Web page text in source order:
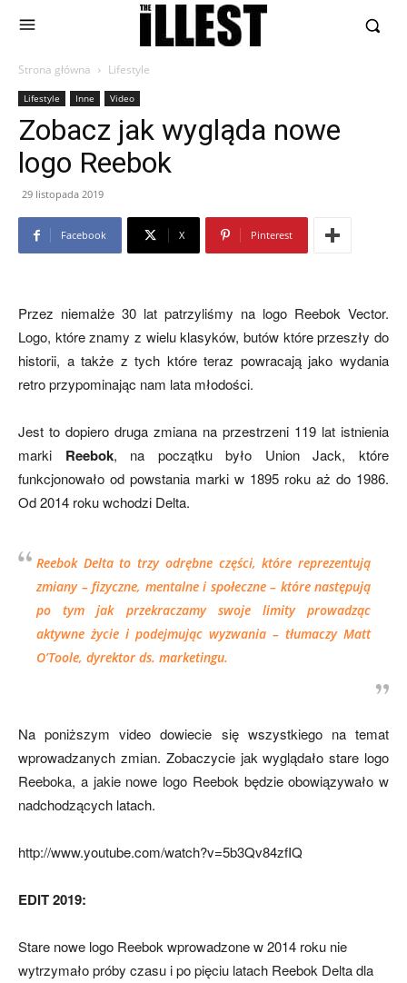
Strona główna Lifestyle
Lifestyle Inne Video
Zobacz jak wygląda nowe
logo Reebok
29 listopada 2019
Facebook X Pinterest
Przez niemalże 30 lat patrzyliśmy na logo Reebok Vector.
Logo, które znamy z wielu klasyków, butów które przeszły do
historii, a także z tych które teraz powracają jako wydania
retro przypominając nam lata młodości.
Jest to dopiero druga zmiana na przestrzeni 119 lat istnienia
marki Reebok, na początku było Union Jack, które
funkcjonowało od powstania marki w 1895 roku aż do 1986.
Od 2014 roku wchodzi Delta.
Reebok Delta to trzy odrębne części, które reprezentują
zmiany – fizyczne, mentalne i społeczne – które następują
po tym jak przekraczamy swoje limity prowadząc
aktywne życie i podejmując wyzwania – tłumaczy Matt
O’Toole, dyrektor ds. marketingu.
Na poniższym video dowiecie się wszystkiego na temat
wprowadzanych zmian. Zobaczycie jak wyglądało stare logo
Reeboka, a jakie nowe logo Reebok będzie obowiązywało w
nadchodzących latach.
http://www.youtube.com/watch?v=5b3Qv84zfIQ
EDIT 2019:
Stare nowe logo Reebok wprowadzone w 2014 roku nie
wytrzymało próby czasu i po pięciu latach Reebok Delta dla